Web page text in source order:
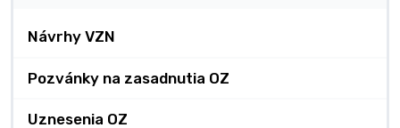
Návrhy VZN
Pozvánky na zasadnutia OZ
Uznesenia OZ